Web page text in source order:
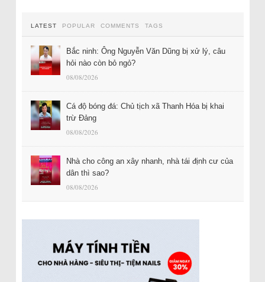
LATEST POPULAR COMMENTS TAGS
Bắc ninh: Ông Nguyễn Văn Dũng bị xử lý, câu
hỏi nào còn bỏ ngỏ?
08/08/2026
Cá độ bóng đá: Chủ tịch xã Thanh Hóa bị khai
trừ Đảng
08/08/2026
Nhà cho công an xây nhanh, nhà tái định cư của
dân thì sao?
08/08/2026